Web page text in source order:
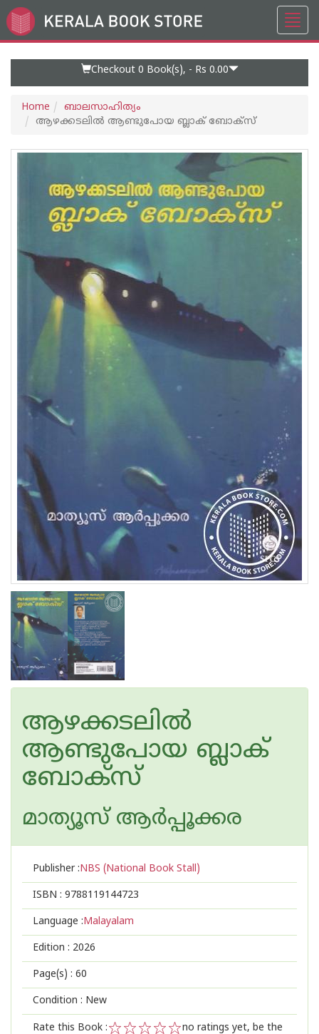
Go
to
Checkout 0 Book(s), - Rs 0.00
Home
ബാലസാഹിത്യം
ആഴക്കടലിൽ ആണ്ടുപോയ ബ്ലാക് ബോക്സ‌്
ആഴക്കടലിൽ
ആണ്ടുപോയ ബ്ലാക്
ബോക്സ‌്
മാത്യൂസ് ആര്‍പ്പൂക്കര
Publisher :NBS (National Book Stall)
ISBN : 9788119144723
Language :Malayalam
Edition : 2026
Page(s) : 60
Condition : New
Rate this Book :
no ratings yet, be the